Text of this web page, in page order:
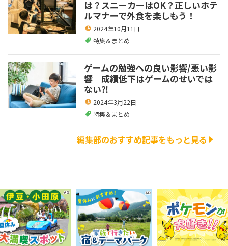
は？スニーカーはOK？正しいホテ
ルマナーで外食を楽しもう！
2024年10月11日
特集＆まとめ
ゲームの勉強への良い影響/悪い影
響 成績低下はゲームのせいでは
ない⁈
2024年3月22日
特集＆まとめ
編集部のおすすめ記事をもっと見る